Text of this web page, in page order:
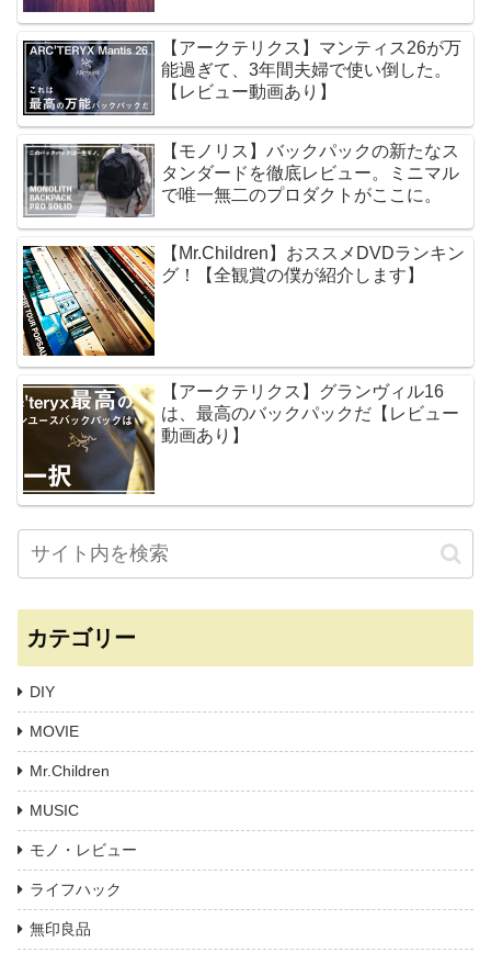
【アークテリクス】マンティス26が万
能過ぎて、3年間夫婦で使い倒した。
【レビュー動画あり】
【モノリス】バックパックの新たなス
タンダードを徹底レビュー。ミニマル
で唯一無二のプロダクトがここに。
【Mr.Children】おススメDVDランキン
グ！【全観賞の僕が紹介します】
【アークテリクス】グランヴィル16
は、最高のバックパックだ【レビュー
動画あり】
カテゴリー
DIY
MOVIE
Mr.Children
MUSIC
モノ・レビュー
ライフハック
無印良品